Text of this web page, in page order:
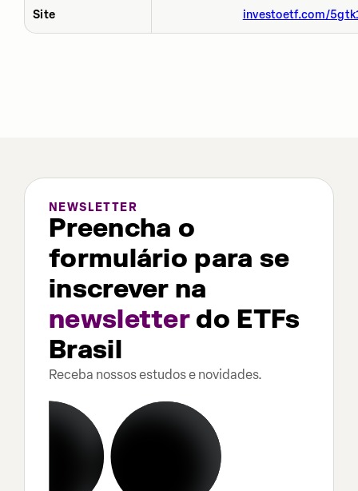
Site investoetf.com/
NEWSLETTER
Preencha o
formulário para se
inscrever na
newsletterdo ETFs
Brasil
Receba nossos estudos e novidades.